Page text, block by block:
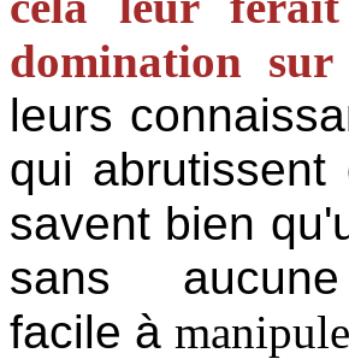
domination
leurs
qui abrutissent
savent bien
sans
facile à